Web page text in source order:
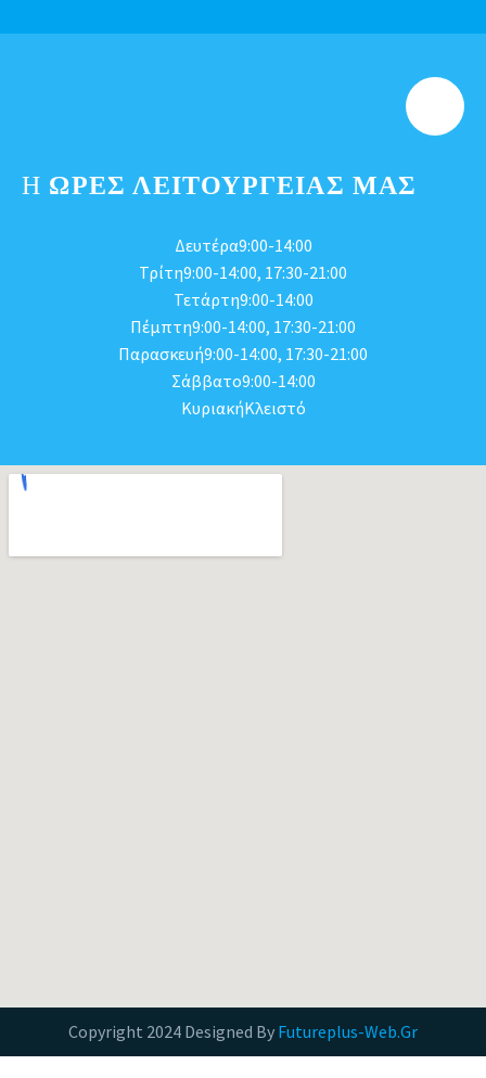
Η ΩΡΕΣ ΛΕΙΤΟΥΡΓΕΊΑΣ ΜΑΣ
Δευτέρα9:00-14:00
Τρίτη9:00-14:00, 17:30-21:00
Τετάρτη9:00-14:00
Πέμπτη9:00-14:00, 17:30-21:00
Παρασκευή9:00-14:00, 17:30-21:00
Σάββατο9:00-14:00
ΚυριακήΚλειστό
Copyright 2024 Designed By Futureplus-Web.Gr